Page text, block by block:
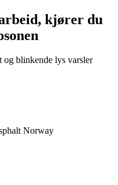
kjører du
og blinkende lys varsler
Norway